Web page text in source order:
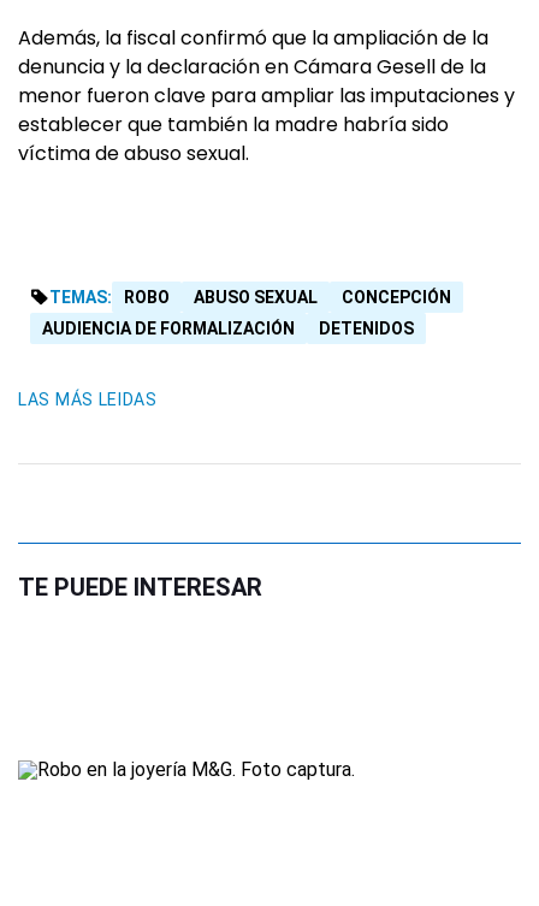
Además, la fiscal confirmó que la ampliación de la
denuncia y la declaración en Cámara Gesell de la
menor fueron clave para ampliar las imputaciones y
establecer que también la madre habría sido
víctima de abuso sexual.
TEMAS: ROBO ABUSO SEXUAL
CONCEPCIÓN
AUDIENCIA DE FORMALIZACIÓN
DETENIDOS
LAS MÁS LEIDAS
TE PUEDE INTERESAR